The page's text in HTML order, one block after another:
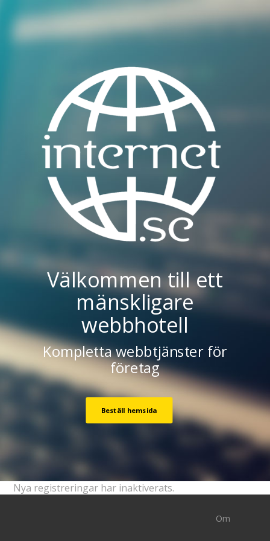
Välkommen till ett
mänskligare
webbhotell
Kompletta webbtjänster för
företag
Beställ hemsida
Nya registreringar har inaktiverats.
Om